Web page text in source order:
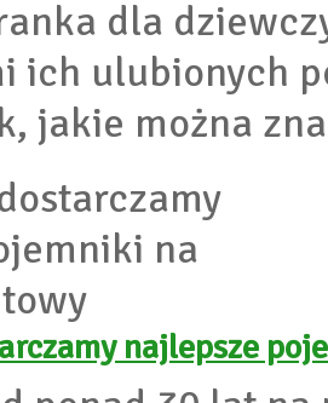
dla
ich ulubionych
jakie można
najlepsze